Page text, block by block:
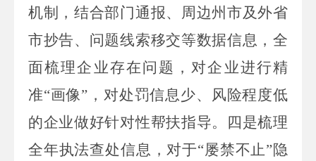
机制，结合部门通报、周边州市及外省
市抄告、问题线索移交等数据信息，全
面梳理企业存在问题，对企业进行精
准“画像”，对处罚信息少、风险程度低
的企业做好针对性帮扶指导。四是梳理
全年执法查处信息，对于“屡禁不止”隐